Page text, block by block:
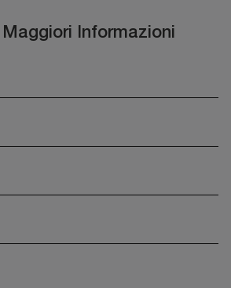
Maggiori Informazioni